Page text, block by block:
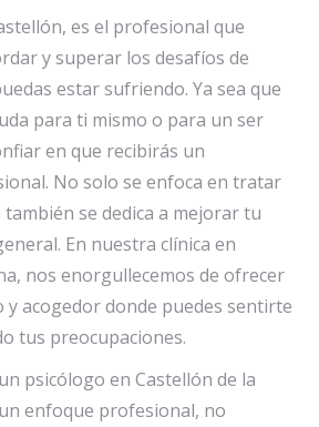
es el profesional que
y superar los desafíos de
estar sufriendo. Ya sea que
para ti mismo o para un ser
en que recibirás un
No solo se enfoca en tratar
se dedica a mejorar tu
En nuestra clínica en
nos enorgullecemos de ofrecer
acogedor donde puedes sentirte
tus preocupaciones.
psicólogo en Castellón de la
enfoque profesional, no